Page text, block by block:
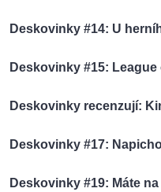
Deskovinky #14: U
Deskovinky #15:
Deskovinky recenzují:
Deskovinky #17:
Deskovinky #19: Máte